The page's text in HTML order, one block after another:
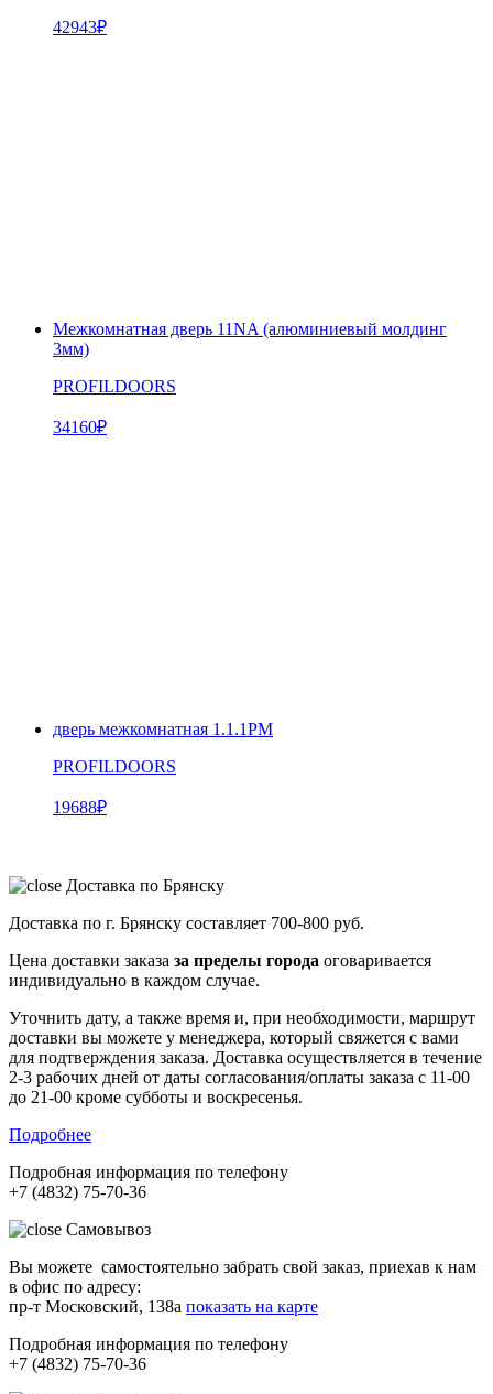
42943₽
Межкомнатная дверь 11NA (алюминиевый молдинг
3мм)
PROFILDOORS
34160₽
дверь межкомнатная 1.1.1PM
PROFILDOORS
19688₽
Доставка по Брянску
Доставка по г. Брянску составляет 700-800 руб.
Цена доставки заказа за пределы города оговаривается
индивидуально в каждом случае.
Уточнить дату, а также время и, при необходимости, маршрут
доставки вы можете у менеджера, который свяжется с вами
для подтверждения заказа. Доставка осуществляется в течение
2-3 рабочих дней от даты согласования/оплаты заказа с 11-00
до 21-00 кроме субботы и воскресенья.
Подробнее
Подробная информация по телефону
+7 (4832) 75-70-36
Самовывоз
Вы можете самостоятельно забрать свой заказ, приехав к нам
в офис по адресу:
пр-т Московский, 138а показать на карте
Подробная информация по телефону
+7 (4832) 75-70-36